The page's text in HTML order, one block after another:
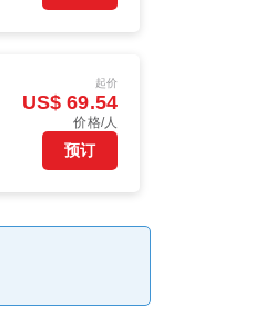
起价
US$ 69.54
价格/人
预订